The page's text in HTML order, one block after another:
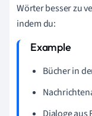
Wörter besser zu
indem du:
Bücher in
Dialoge